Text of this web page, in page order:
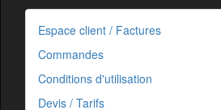
Espace client / Factures
Commandes
Conditions d'utilisation
Devis / Tarifs